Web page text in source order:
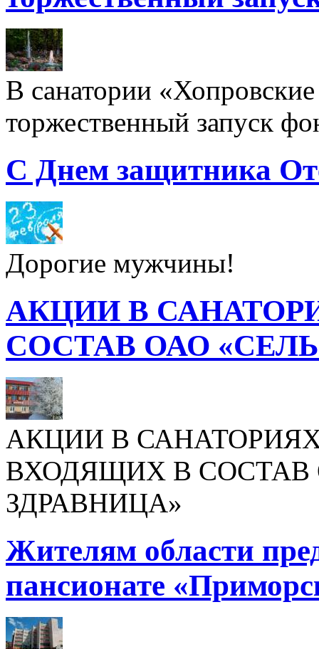
В санатории «Хопровские
торжественный запуск
С Днем защитника
Дорогие мужчины!
АКЦИИ В
СОСТАВ ОАО
АКЦИИ В
ВХОДЯЩИХ В СОСТАВ
ЗДРАВНИЦА»
Жителям области
пансионате